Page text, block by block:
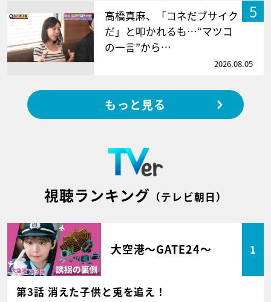
5
高橋真麻、「コネだブサイク
だ」と叩かれるも…“マツコ
の一言”から…
2026.08.05
もっと見る
視聴ランキング （テレビ朝日）
大空港～GATE24～ 1
第3話 消えた子供と兎を追え！